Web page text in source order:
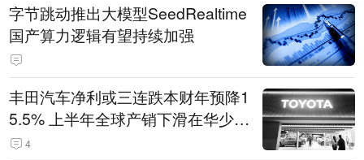
字节跳动推出大模型SeedRealtime
国产算力逻辑有望持续加强
丰田汽车净利或三连跌本财年预降1
5.5% 上半年全球产销下滑在华少卖
14.3万辆
4